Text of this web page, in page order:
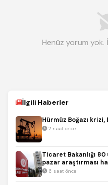
Henüz yorum yok.
İlgili Haberler
Hürmüz Boğazı
2 saat önce
Ticaret Bakanlığı
pazar araştırması
6 saat önce